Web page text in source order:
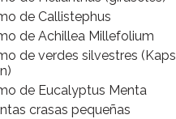
de Callistephus
de Achillea Millefolium
de verdes silvestres (Kaps
de Eucalyptus Menta
crasas pequeñas